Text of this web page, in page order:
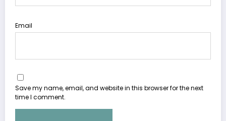
Email
Save my name, email, and website in this browser for the next
time I comment.